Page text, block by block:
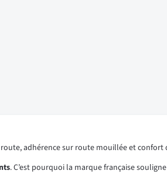
adhérence sur route mouillée et confort
. C’est pourquoi la marque française